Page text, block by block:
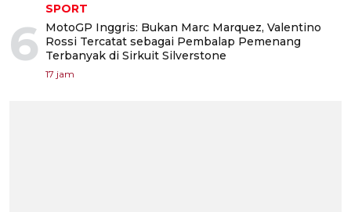
6
SPORT
MotoGP Inggris: Bukan Marc Marquez, Valentino
Rossi Tercatat sebagai Pembalap Pemenang
Terbanyak di Sirkuit Silverstone
17 jam